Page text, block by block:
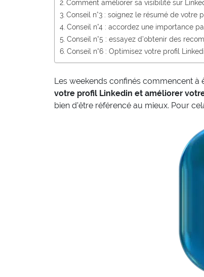
Comment améliorer sa visibilité sur
Conseil n°3 : soignez le résumé de votre
Conseil n°4 : accordez une importance
Conseil n°5 : essayez d’obtenir des
Conseil n°6 : Optimisez votre profil
Les weekends confinés commencent
votre profil Linkedin et améliorer
bien d’être référencé au mieux. Pour